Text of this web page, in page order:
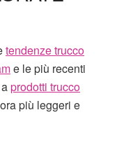
tendenze trucco
e le più recenti
prodotti trucco
più leggeri e